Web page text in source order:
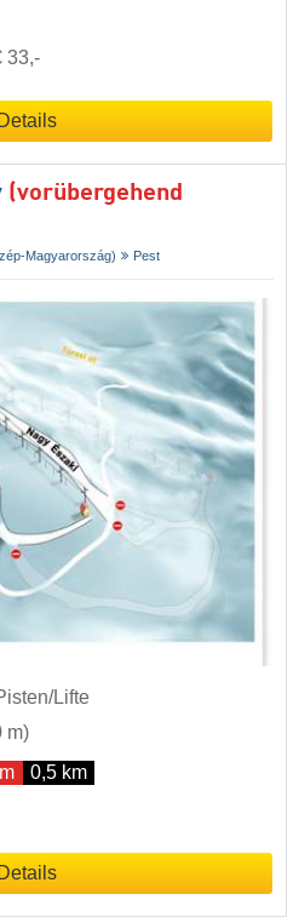
33,-
Details
(vorübergehend
Magyarország) Pest
Lifte
m)
0,5 km
Details